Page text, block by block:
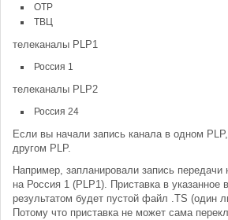
ОТР
ТВЦ
телеканалы PLP1
Россия 1
телеканалы PLP2
Россия 24
Если вы начали запись канала в одном
другом PLP.
Например, запланировали запись
на Россия 1 (PLP1). Приставка в
результатом будет пустой файл .TS (один
Потому что приставка не может сама